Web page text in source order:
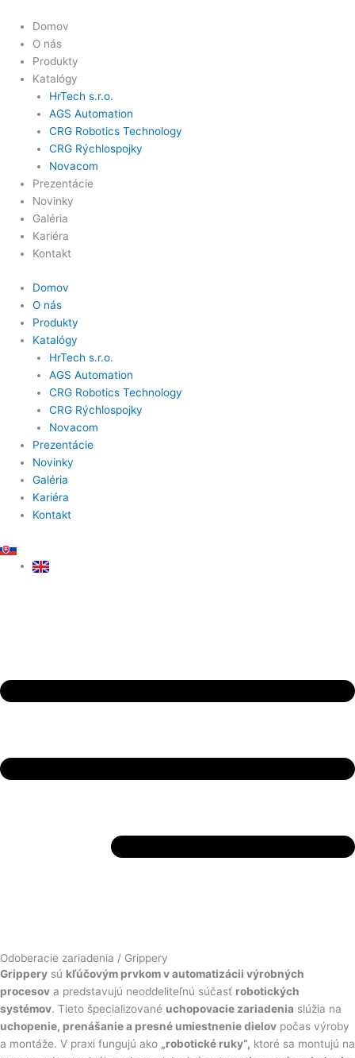
obsah
Domov
O nás
Produkty
Katalógy
HrTech s.r.o.
AGS Automation
CRG Robotics Technology
CRG Rýchlospojky
Novacom
Prezentácie
Novinky
Galéria
Kariéra
Kontakt
Domov
O nás
Produkty
Katalógy
HrTech s.r.o.
AGS Automation
CRG Robotics Technology
CRG Rýchlospojky
Novacom
Prezentácie
Novinky
Galéria
Kariéra
Kontakt
Odoberacie zariadenia / Grippery
Grippery sú kľúčovým prvkom v automatizácii výrobných
procesov a predstavujú neoddeliteľnú súčasť robotických
systémov. Tieto špecializované uchopovacie zariadenia slúžia na
uchopenie, prenášanie a presné umiestnenie dielov počas výroby
a montáže. V praxi fungujú ako „robotické ruky“, ktoré sa montujú na